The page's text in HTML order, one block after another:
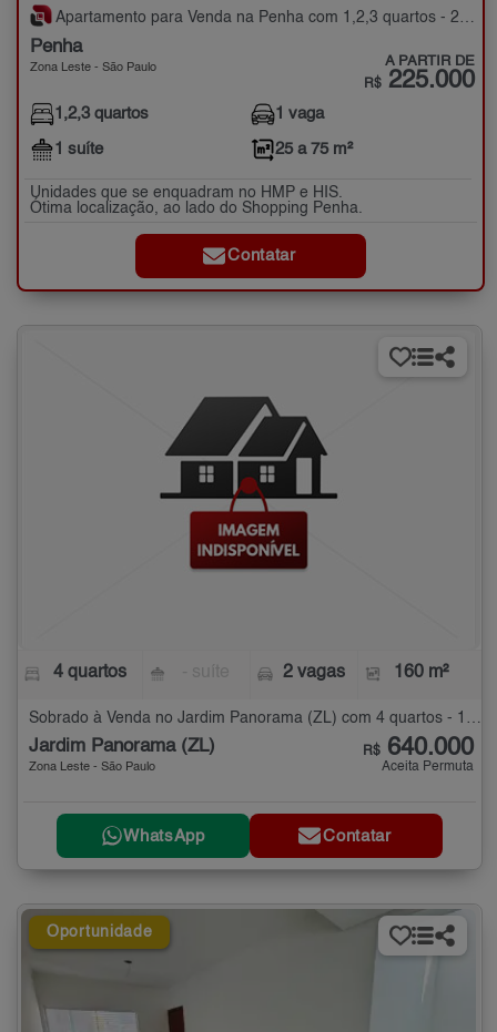
Apartamento para Venda na Penha com 1,2,3 quartos - 25 a 75 m²
Penha
Zona Leste - São Paulo A PARTIR DE
R$ 225.000
1,2,3 quartos
1 suíte
1 vaga
25 a 75 m²
Unidades que se enquadram no HMP e HIS.
Ótima localização, ao lado do Shopping Penha.
Contatar
4 quartos 2 vagas 160 m²
Sobrado à Venda no Jardim Panorama (ZL) com 4 quartos - 160 m²
Jardim Panorama (ZL)
Zona Leste - São Paulo
R$ 640.000
Aceita Permuta
WhatsApp Contatar
Oportunidade